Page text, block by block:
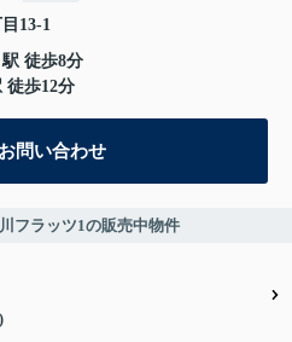
目13-1
駅 徒歩8分
徒歩12分
お問い合わせ
フラッツ1の販売中物件